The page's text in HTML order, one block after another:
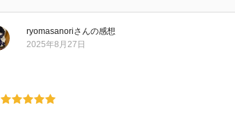
ryomasanoriさんの感想
2025年8月27日